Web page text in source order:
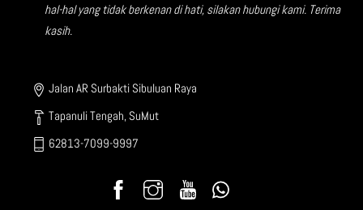
hal-hal yang tidak berkenan di hati, silakan hubungi kami. Terima
kasih.
Jalan AR Surbakti Sibuluan Raya
Tapanuli Tengah, SuMut
62813-7099-9997